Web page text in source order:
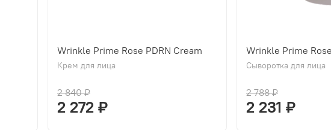
Wrinkle Prime Rose PDRN Cream
Крем для лица
2 840 ₽
2 272 ₽
Wrinkle Prime
Сыворотка для лица
2 788 ₽
2 231 ₽